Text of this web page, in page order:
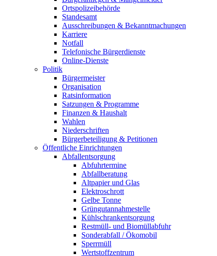
Ortspolizeibehörde
Standesamt
Ausschreibungen & Bekanntmachungen
Karriere
Notfall
Telefonische Bürgerdienste
Online-Dienste
Politik
Bürgermeister
Organisation
Ratsinformation
Satzungen & Programme
Finanzen & Haushalt
Wahlen
Niederschriften
Bürgerbeteiligung & Petitionen
Öffentliche Einrichtungen
Abfallentsorgung
Abfuhrtermine
Abfallberatung
Altpapier und Glas
Elektroschrott
Gelbe Tonne
Grüngutannahmestelle
Kühlschrankentsorgung
Restmüll- und Biomüllabfuhr
Sonderabfall / Ökomobil
Sperrmüll
Wertstoffzentrum